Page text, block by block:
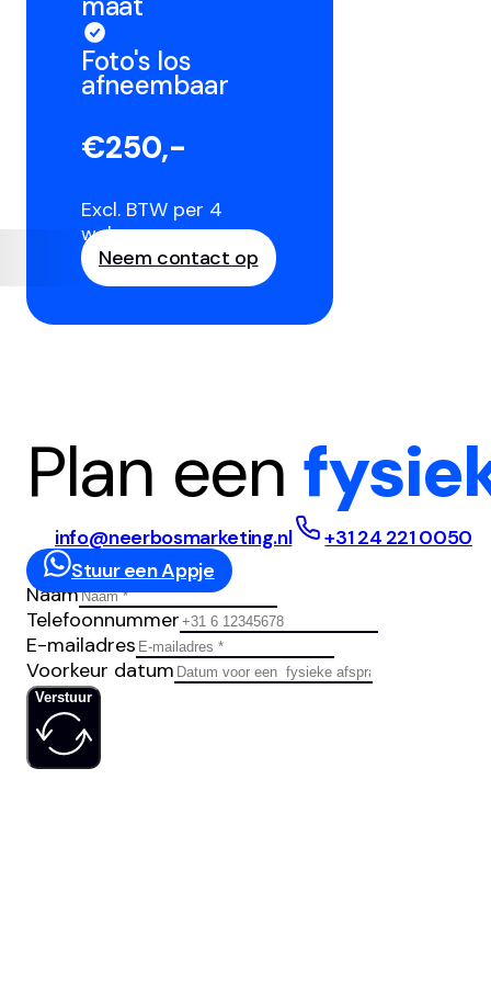
Foto's los
afneembaar
€250,-
Excl. BTW per 4
weken
Neem contact op
Plan een
info@neerbosmarketing.nl
+31 24 221 0050
Stuur een Appje
Naam
Telefoonnummer
E-mailadres
Voorkeur datum
Verstuur